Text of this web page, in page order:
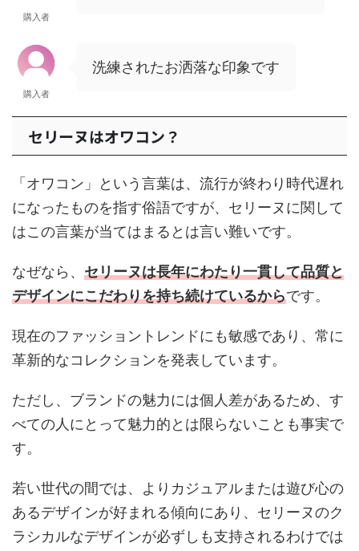
購入者
購入者
洗練されたお洒落な印象です
セリーヌはオワコン？
「オワコン」という言葉は、流行が終わり時代遅れ
になったものを指す俗語ですが、セリーヌに関して
はこの言葉が当てはまるとは言い難いです。
なぜなら、 セリーヌは長年にわたり一貫して品質と
デザインにこだわりを持ち続けているからです。
現在のファッショントレンドにも敏感であり、常に
革新的なコレクションを発表しています。
ただし、ブランドの魅力には個人差があるため、す
べての人にとって魅力的とは限らないことも事実で
す。
若い世代の間では、よりカジュアルまたは遊び心の
あるデザインが好まれる傾向にあり、セリーヌのク
ラシカルなデザインが必ずしも支持されるわけでは